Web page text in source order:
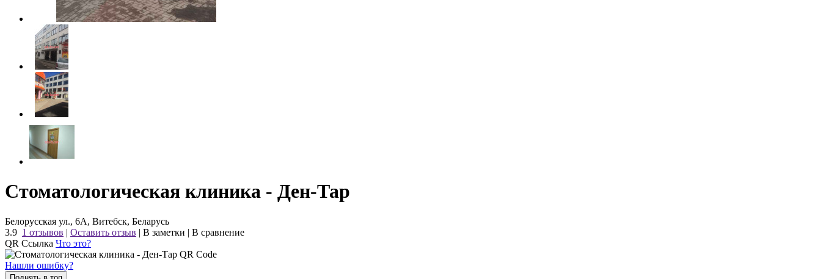
Стоматологическая клиника - Ден-Тар
Белорусская ул., 6А, Витебск, Беларусь
3.9 1 отзывов | Оставить отзыв | В заметки | В сравнение
QR Ссылка Что это?
Нашли ошибку?